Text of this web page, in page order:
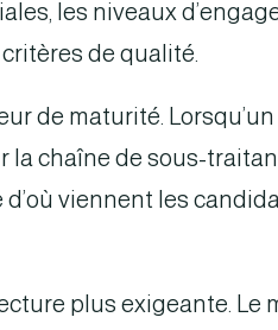
les niveaux
de qualité.
de maturité.
la chaîne de sous-
viennent les
plus exigeante.